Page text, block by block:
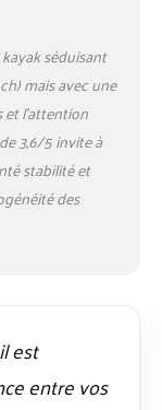
et
dossier
Inclus
canoë
sac de
en V
poupe
toute
:
marque
séduisant
mais avec une
l’attention
3,6/5 invite à
stabilité et
des
est
entre vos